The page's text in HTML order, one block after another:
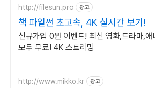
http://filesun.pro 광고
책 파일썬 초고속, 4K 실시간 보기!
신규가입 0원 이벤트! 최신 영화,드라마,애
모두 무료! 4K 스트리밍
http://www.mikko.kr 광고